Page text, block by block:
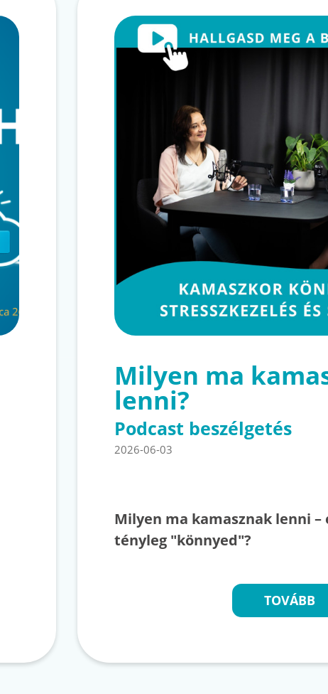
Milyen ma
lenni?
Podcast beszélgetés
2026-06-03
Milyen ma kamasznak lenni –
tényleg "könnyed"?
TOVÁBB